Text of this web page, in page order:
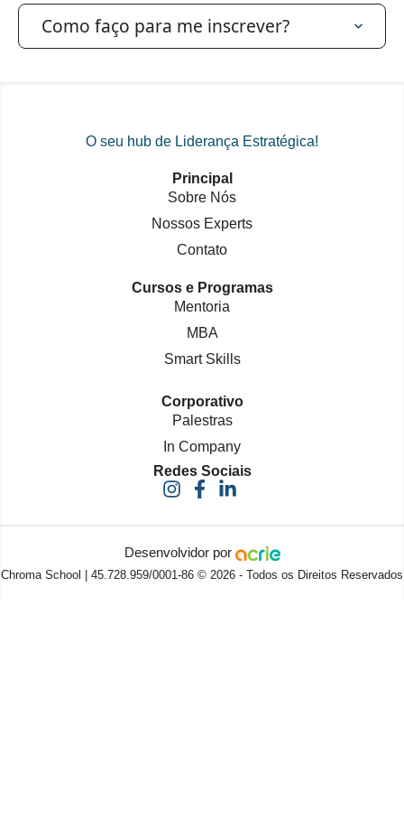
Como faço para me inscrever?
O seu hub de Liderança Estratégica!
Principal
Sobre Nós
Nossos Experts
Contato
Cursos e Programas
Mentoria
MBA
Smart Skills
Corporativo
Palestras
In Company
Redes Sociais
Desenvolvidor por
Chroma School | 45.728.959/0001-86 © 2026 - Todos os Direitos Reservados